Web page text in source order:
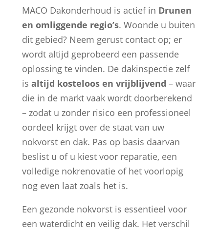
MACO Dakonderhoud is actief in Drunen
en omliggende regio’s. Woonde u buiten
dit gebied? Neem gerust contact op; er
wordt altijd geprobeerd een passende
oplossing te vinden. De dakinspectie zelf
is altijd kosteloos en vrijblijvend – waar
die in de markt vaak wordt doorberekend
– zodat u zonder risico een professioneel
oordeel krijgt over de staat van uw
nokvorst en dak. Pas op basis daarvan
beslist u of u kiest voor reparatie, een
volledige nokrenovatie of het voorlopig
nog even laat zoals het is.
Een gezonde nokvorst is essentieel voor
een waterdicht en veilig dak. Het verschil